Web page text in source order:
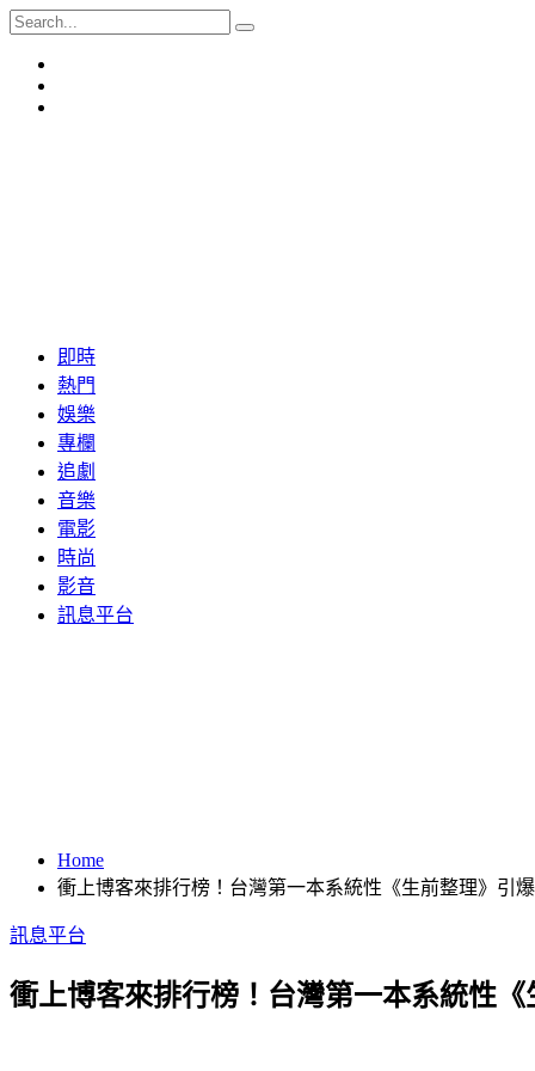
即時
熱門
娛樂
專欄
追劇
音樂
電影
時尚
影音
訊息平台
Home
衝上博客來排行榜！台灣第一本系統性《生前整理》
訊息平台
衝上博客來排行榜！台灣第一本系統性